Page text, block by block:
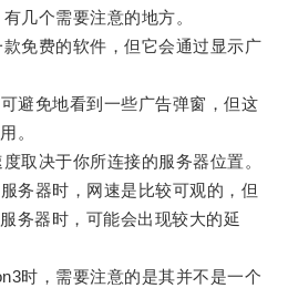
个需要注意的地方。
费的软件，但它会通过显示广
免地看到一些广告弹窗，但这
。
决于你所连接的服务器位置。
器时，网速是比较可观的，但
务器时，可能会出现较大的延
，需要注意的是其并不是一个